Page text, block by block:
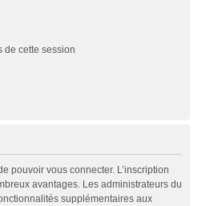
de cette session
pouvoir vous connecter. L’inscription
avantages. Les administrateurs du
supplémentaires aux